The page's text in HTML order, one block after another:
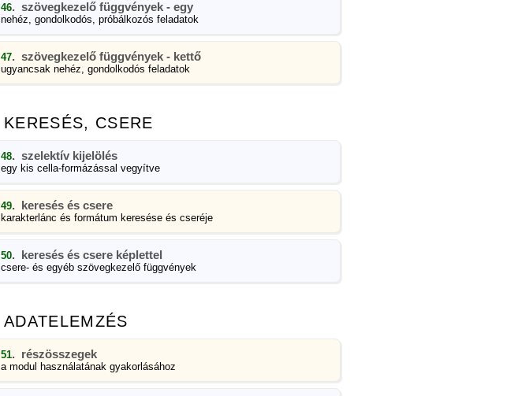
46. szövegkezelő függvények - egy
nehéz, gondolkodós, próbálkozós feladatok
47. szövegkezelő függvények - kettő
ugyancsak nehéz, gondolkodós feladatok
KERESÉS, CSERE
48. szelektív kijelölés
egy kis cella-formázással vegyítve
49. keresés és csere
karakterlánc és formátum keresése és cseréje
50. keresés és csere képlettel
csere- és egyéb szövegkezelő függvények
ADATELEMZÉS
51. részösszegek
a modul használatának gyakorlásához